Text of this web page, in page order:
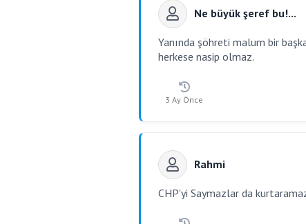
Ne büyük şeref bu!...
Yanında şöhreti malum bir
herkese nasip olmaz.
3 Ay Önce
Rahmi
CHP'yi Saymazlar da